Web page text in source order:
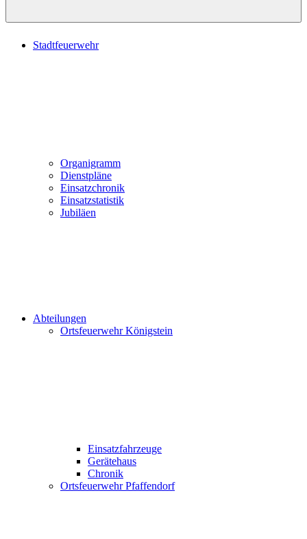
Stadtfeuerwehr
Organigramm
Dienstpläne
Einsatzchronik
Einsatzstatistik
Jubiläen
Abteilungen
Ortsfeuerwehr Königstein
Einsatzfahrzeuge
Gerätehaus
Chronik
Ortsfeuerwehr Pfaffendorf